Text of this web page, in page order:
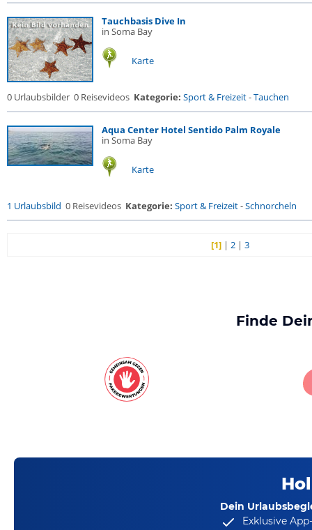
Tauchbasis Dive In
in Soma Bay
Karte
0 Urlaubsbilder 0 Reisevideos Kategorie: Sport & Freizeit-Tauchen
Aqua Center Hotel Sentido Palm Royale
in Soma Bay
Karte
1 Urlaubsbild 0 Reisevideos Kategorie: Sport & Freizeit-Schnorcheln
[1] |2 |3
Finde
Dein
Exklusive